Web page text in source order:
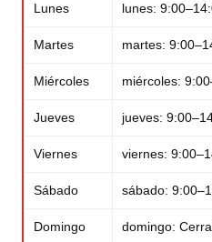
Lunes lunes:
Martes martes:
Miércoles miércoles:
Jueves jueves:
Viernes viernes:
Sábado sábado:
Domingo domingo: